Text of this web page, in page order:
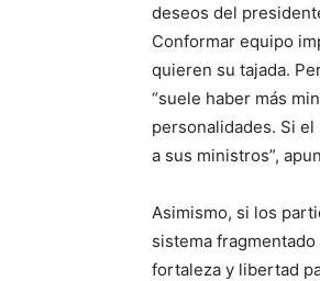
deseos del
Conformar equipo
quieren su tajada.
“suele haber más
personalidades. Si
a sus ministros”,
Asimismo, si los
sistema
fortaleza y libertad